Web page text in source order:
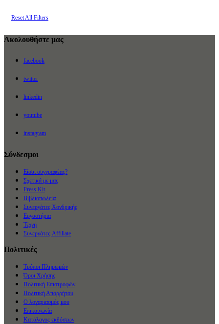
Reset All Filters
Ακολουθήστε μας
facebook
twitter
linkedin
youtube
instagram
Σύνδεσμοι
Είσαι συγγραφέας?
Σχετικά με μας
Press Kit
Βιβλιοπωλεία
Συνεργάτες Χονδρικής
Εργαστήρια
Τέχνη
Συνεργάτες Affiliate
Πολιτικές
Τρόποι Πληρωμών
Όροι Χρήσης
Πολιτική Επιστροφών
Πολιτική Απορρήτου
Ο λογαριασμός μου
Επικοινωνία
Κατάλογος εκδόσεων